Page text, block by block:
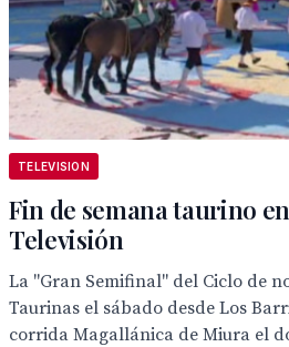
TELEVISION
Fin de semana taurino
Televisión
La "Gran Semifinal" del Ciclo de
Taurinas el sábado desde Los
corrida Magallánica de Miura el